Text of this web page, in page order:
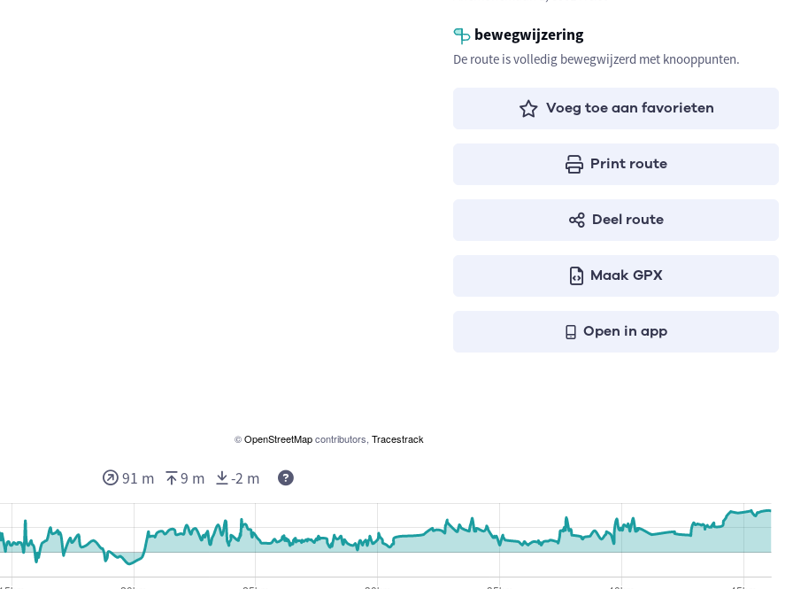
©OpenStreetMapcontributors, Tracestrack
bewegwijzering
De route is volledig bewegwijzerd met knooppunten.
Voeg toe aan favorieten
Print route
Deel route
Maak GPX
Open in app
91 m 9 m -2 m Deze waarden geven respectievelijk het aantal te stijgen meters, het